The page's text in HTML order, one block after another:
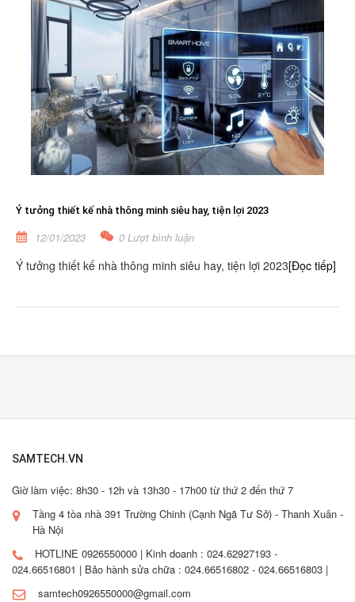
Ý tưởng thiết kế nhà thông minh siêu hay, tiện lợi 2023
12/01/2023 0 Lượt bình luận
Ý tưởng thiết kế nhà thông minh siêu hay, tiện lợi 2023[Đọc tiếp]
SAMTECH.VN
Giờ làm việc: 8h30 - 12h và 13h30 - 17h00 từ thứ 2 đến thứ 7
Tầng 4 tòa nhà 391 Trường Chinh (Cạnh Ngã Tư Sở) - Thanh Xuân -
Hà Nội
HOTLINE 0926550000 | Kinh doanh : 024.62927193 -
024.66516801 | Bảo hành sửa chữa : 024.66516802 - 024.66516803 |
samtech0926550000@gmail.com